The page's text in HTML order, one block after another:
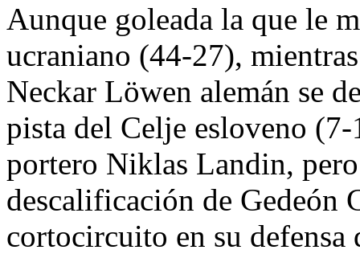
Aunque goleada la que le
ucraniano (44-27),
Neckar Löwen alemán se
pista del Celje esloveno (7-
portero Niklas Landin,
descalificación de Gedeón
cortocircuito en su